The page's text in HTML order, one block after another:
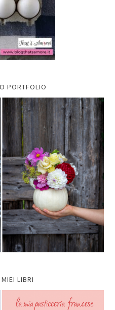
PORTFOLIO
LIBRI